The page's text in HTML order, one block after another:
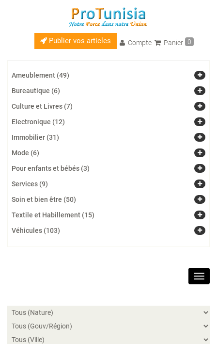
Publier vos articles Compte Panier 0
Ameublement (49)
Bureautique (6)
Culture et Livres (7)
Electronique (12)
Immobilier (31)
Mode (6)
Pour enfants et bébés (3)
Services (9)
Soin et bien être (50)
Textile et Habillement (15)
Véhicules (103)